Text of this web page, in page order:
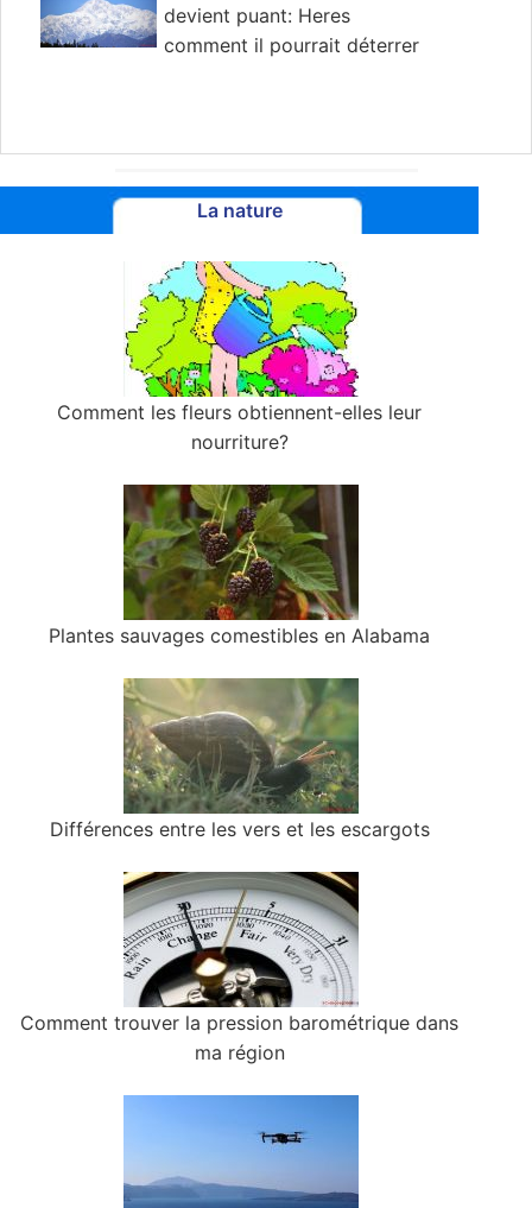
devient puant: Heres
comment il pourrait déterrer
La nature
Comment les fleurs obtiennent-elles leur
nourriture?
Plantes sauvages comestibles en Alabama
Différences entre les vers et les escargots
Comment trouver la pression barométrique dans
ma région